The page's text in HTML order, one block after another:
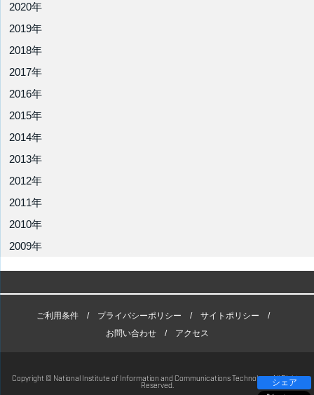
シェア
2020年
2019年
2018年
2017年
2016年
2015年
2014年
2013年
2012年
2011年
2010年
2009年
ご利用条件 プライバシーポリシー
サイトポリシー
お問い合わせ
アクセス
Copyright © National Institute of Information and Communications Technology. All Rights
Reserved.